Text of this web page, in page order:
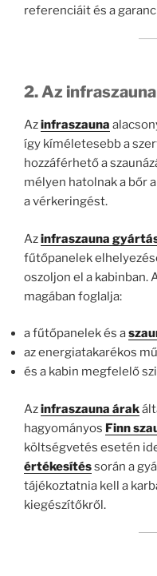
referenciáit és a
2. Az
Azinfraszauna
így kíméletesebb a
hozzáférhető a
mélyen hatolnak a bőr
a vérkeringést.
Azinfraszauna
fűtőpanelek
oszoljon el a kabinban.
magában foglalja:
a fűtőpanelek és a
az energiatakarékos
és a kabin megfelelő
Azinfraszauna árak
hagyományos Finn
költségvetés esetén
értékesítéssorán a
tájékoztatnia kell a
kiegészítőkről.